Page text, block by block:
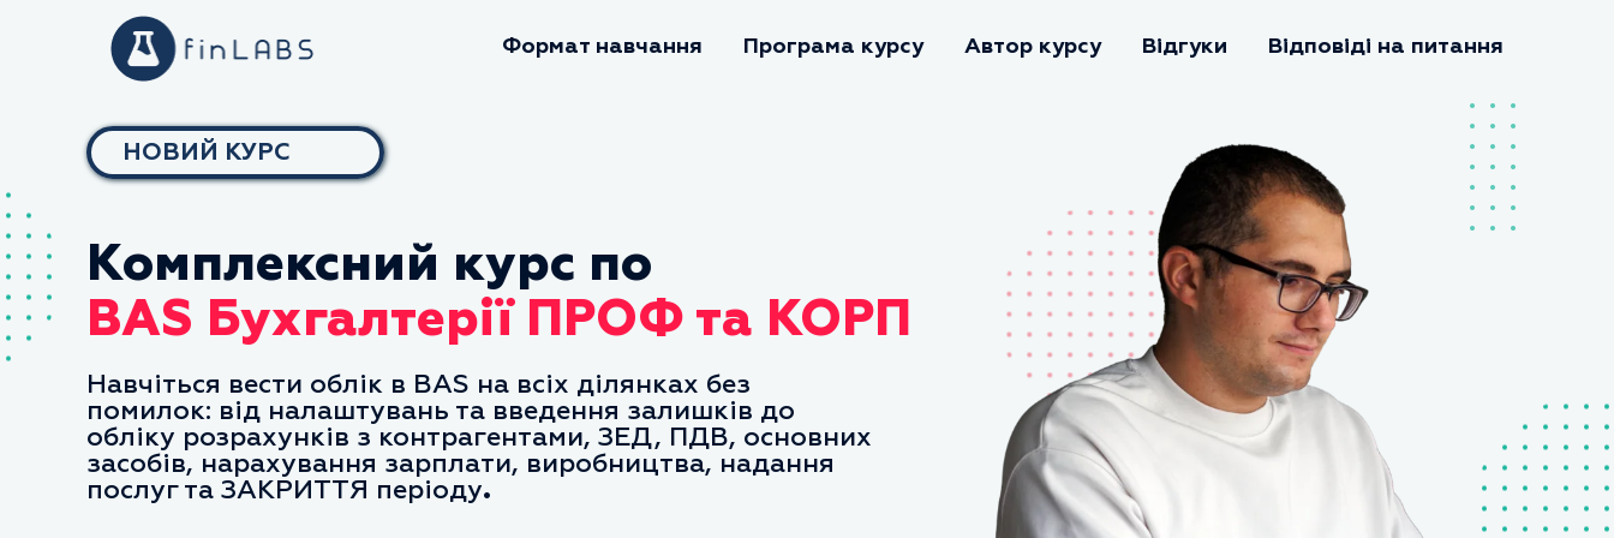
Формат навчання Програма курсу Автор курсу Відгуки Відповіді на питання
НОВИЙ КУРС
Навчіться вести облік в BAS на всіх ділянках без
помилок: від налаштувань та введення залишків до
обліку розрахунків з контрагентами, ЗЕД, ПДВ, основних
засобів, нарахування зарплати, виробництва, надання
послуг та ЗАКРИТТЯ періоду.
BAS Бухгалтерії ПРОФ та КОРП
Комплексний курс по